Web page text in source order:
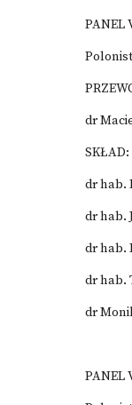
PANEL
dr
SKŁAD:
dr hab.
dr hab.
dr hab.
dr hab.
dr
PANEL